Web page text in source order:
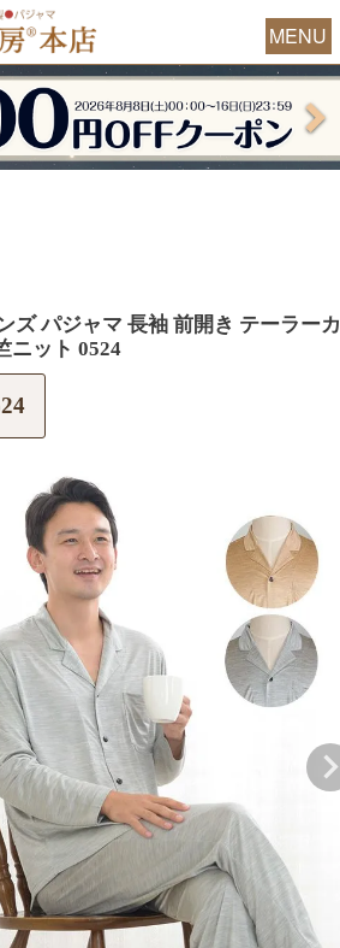
MENU
ズ パジャマ 長袖 前開き テーラーカ
ニット 0524